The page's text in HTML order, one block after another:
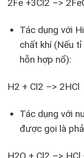
2Fe +3Cl2 –>
Tác dụng với
chất khí (Nếu
hỗn hợp nổ):
H2 + Cl2 –> 2HCl
Tác dụng với
được gọi là